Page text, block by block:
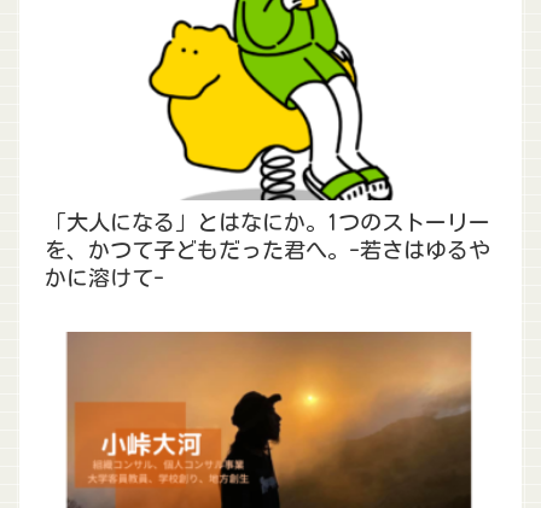
「大人になる」とはなにか。1つのストーリー
を、かつて子どもだった君へ。-若さはゆるや
かに溶けて-